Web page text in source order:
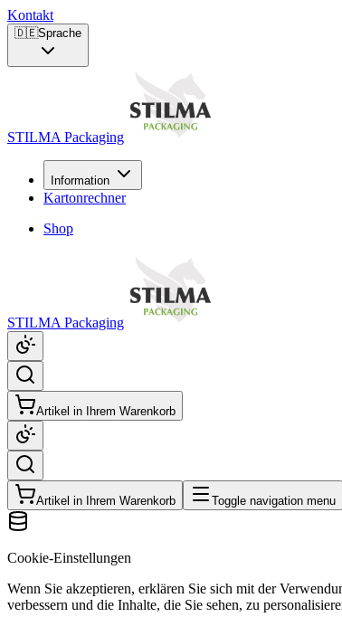
Kontakt
🇩🇪Sprache
STILMA Packaging
Information
Kartonrechner
Shop
STILMA Packaging
Artikel in Ihrem Warenkorb
Artikel in Ihrem Warenkorb Toggle navigation menu
Cookie-Einstellungen
Wenn Sie akzeptieren, erklären Sie sich mit der
verbessern und die Inhalte, die Sie sehen, zu